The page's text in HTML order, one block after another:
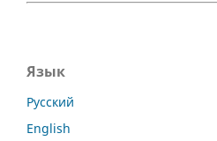
Язык
Русский
English